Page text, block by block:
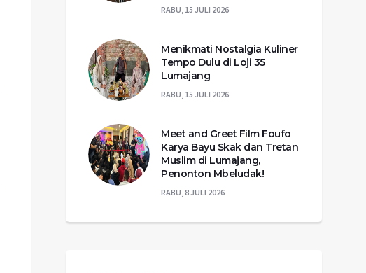
RABU, 15 JULI 2026
Menikmati Nostalgia Kuliner
Tempo Dulu di Loji 35
Lumajang
RABU, 15 JULI 2026
Meet and Greet Film Foufo
Karya Bayu Skak dan Tretan
Muslim di Lumajang,
Penonton Mbeludak!
RABU, 8 JULI 2026